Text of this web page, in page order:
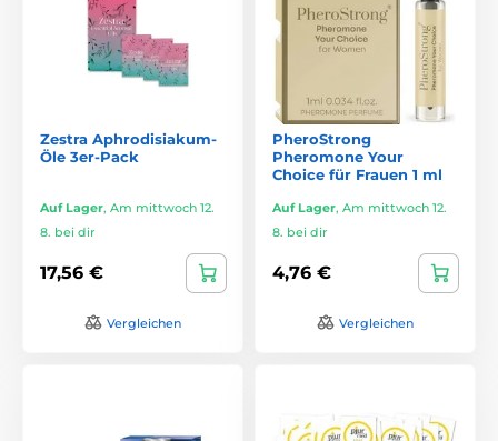
Zestra Aphrodisiakum-
Öle 3er-Pack
Auf Lager, Am mittwoch 12.
8. bei dir
17,56 €
Vergleichen
PheroStrong
Pheromone Your
Choice für Frauen 1 ml
Auf Lager, Am mittwoch 12.
8. bei dir
4,76 €
Vergleichen